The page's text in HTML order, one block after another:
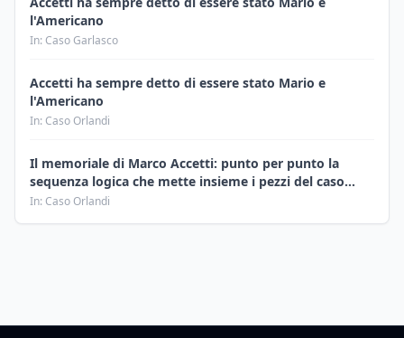
l'Americano
In: Caso Garlasco
Accetti ha sempre detto di essere stato Mario e
l'Americano
In: Caso Orlandi
Il memoriale di Marco Accetti: punto per punto la
sequenza logica che mette insieme i pezzi del caso
Orlandi
In: Caso Orlandi